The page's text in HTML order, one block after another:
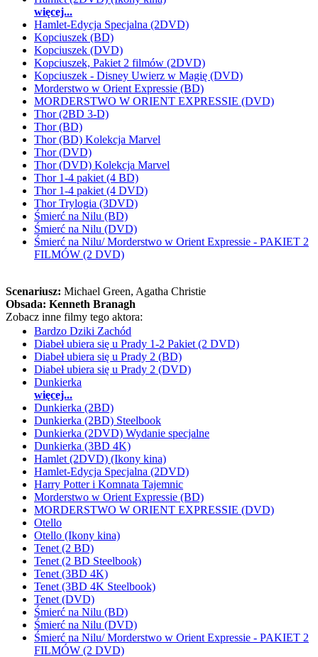
więcej...
Hamlet-Edycja Specjalna (2DVD)
Kopciuszek (BD)
Kopciuszek (DVD)
Kopciuszek, Pakiet 2 filmów (2DVD)
Kopciuszek - Disney Uwierz w Magię (DVD)
Morderstwo w Orient Expressie (BD)
MORDERSTWO W ORIENT EXPRESSIE (DVD)
Thor (2BD 3-D)
Thor (BD)
Thor (BD) Kolekcja Marvel
Thor (DVD)
Thor (DVD) Kolekcja Marvel
Thor 1-4 pakiet (4 BD)
Thor 1-4 pakiet (4 DVD)
Thor Trylogia (3DVD)
Śmierć na Nilu (BD)
Śmierć na Nilu (DVD)
Śmierć na Nilu/ Morderstwo w Orient Expressie - PAKIET 2
FILMÓW (2 DVD)
Scenariusz: Michael Green, Agatha Christie
Obsada: Kenneth Branagh
Zobacz inne filmy tego aktora:
Bardzo Dziki Zachód
Diabeł ubiera się u Prady 1-2 Pakiet (2 DVD)
Diabeł ubiera się u Prady 2 (BD)
Diabeł ubiera się u Prady 2 (DVD)
Dunkierka
więcej...
Dunkierka (2BD)
Dunkierka (2BD) Steelbook
Dunkierka (2DVD) Wydanie specjalne
Dunkierka (3BD 4K)
Hamlet (2DVD) (Ikony kina)
Hamlet-Edycja Specjalna (2DVD)
Harry Potter i Komnata Tajemnic
Morderstwo w Orient Expressie (BD)
MORDERSTWO W ORIENT EXPRESSIE (DVD)
Otello
Otello (Ikony kina)
Tenet (2 BD)
Tenet (2 BD Steelbook)
Tenet (3BD 4K)
Tenet (3BD 4K Steelbook)
Tenet (DVD)
Śmierć na Nilu (BD)
Śmierć na Nilu (DVD)
Śmierć na Nilu/ Morderstwo w Orient Expressie - PAKIET 2
FILMÓW (2 DVD)